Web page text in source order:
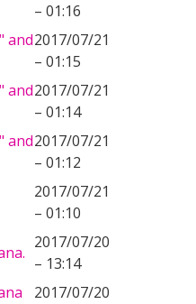
– 01:16
and2017/07/21
– 01:15
and2017/07/21
– 01:14
and2017/07/21
– 01:12
2017/07/21
– 01:10
2017/07/20
– 13:14
2017/07/20